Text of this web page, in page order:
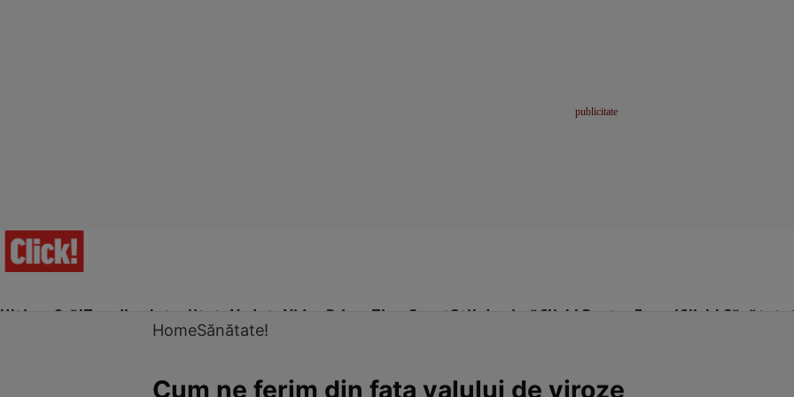
Ultima Oră!Trending Actualitate Vedete Video Prime Time SportStil de viațăClick! Pentru FemeiClick! Sănătate
HomeSănătate!
Cum ne ferim din faţa valului de viroze